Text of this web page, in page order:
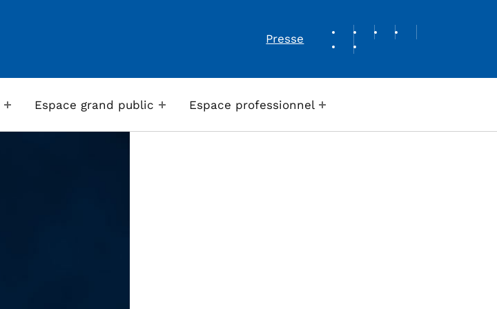
Presse
REVUE DE PRESSE
Espace grand public Espace professionnel